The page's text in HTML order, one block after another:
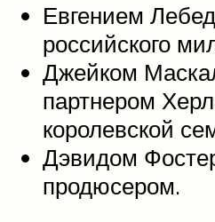
Евгением
российского
Джейком
партнером
королевской
Дэвидом
продюсером.